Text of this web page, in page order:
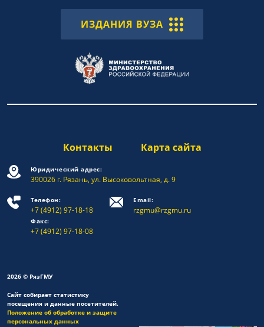
ИЗДАНИЯ ВУЗА
Контакты Карта сайта
Юридический адрес:
390026 г. Рязань, ул. Высоковольтная, д. 9
Телефон:
+7 (4912) 97-18-18
Факс:
+7 (4912) 97-18-08
Email:
rzgmu@rzgmu.ru
2026 © РязГМУ
Сайт собирает статистику
посещения и данные посетителей.
Положение об обработке и защите
персональных данных